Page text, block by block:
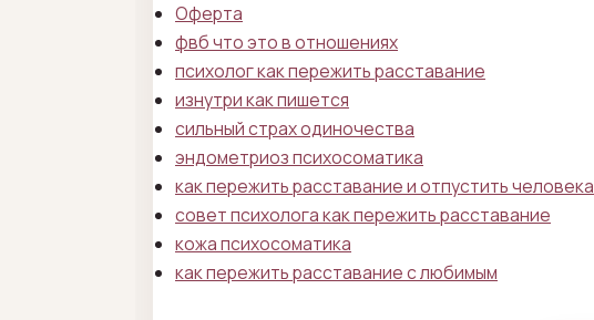
Оферта
фвб что это в отношениях
психолог как пережить расставание
изнутри как пишется
сильный страх одиночества
эндометриоз психосоматика
как пережить расставание и отпустить человека
совет психолога как пережить расставание
кожа психосоматика
как пережить расставание с любимым